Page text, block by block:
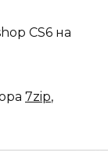
CS6 на
7zip,